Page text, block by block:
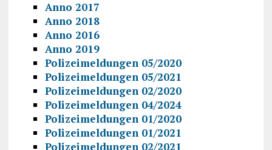
Anno 2017
Anno 2018
Anno 2016
Anno 2019
Polizeimeldungen 05/2020
Polizeimeldungen 05/2021
Polizeimeldungen 02/2020
Polizeimeldungen 04/2024
Polizeimeldungen 01/2020
Polizeimeldungen 01/2021
Polizeimeldungen 02/2021